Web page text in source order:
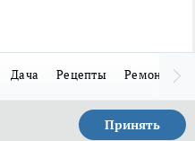
Дача Рецепты Ремонт
Принять